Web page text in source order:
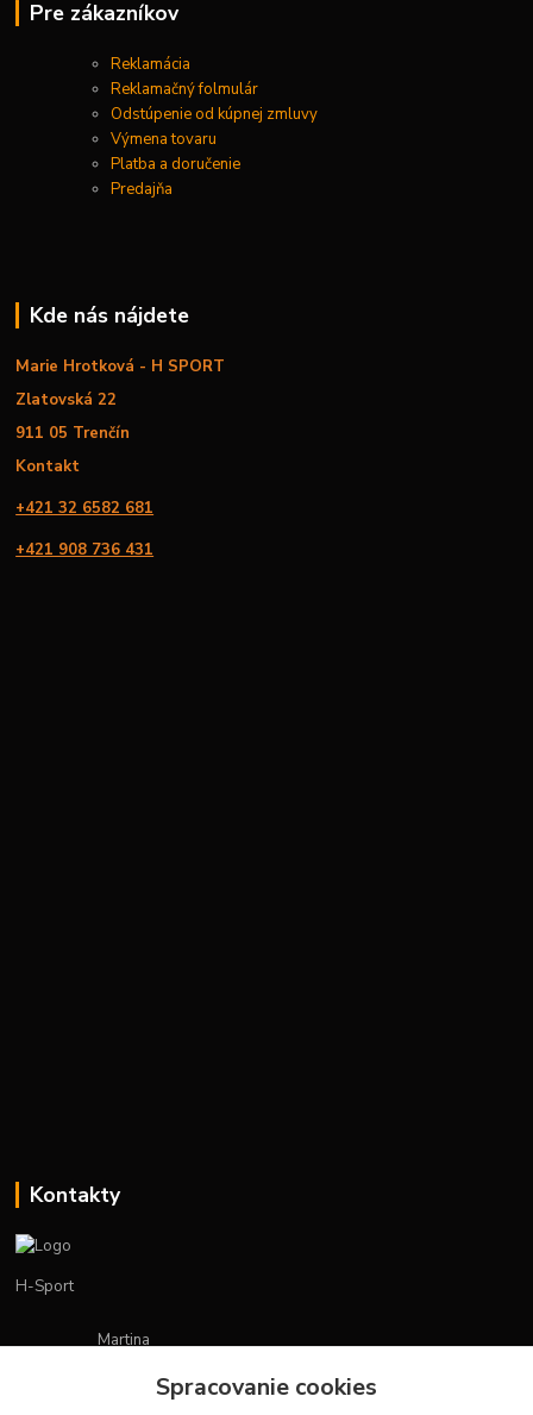
Pre zákazníkov
Reklamácia
Reklamačný folmulár
Odstúpenie od kúpnej zmluvy
Výmena tovaru
Platba a doručenie
Predajňa
Kde nás nájdete
Marie Hrotková - H SPORT
Zlatovská 22
911 05 Trenčín
Kontakt
+421 32 6582 681
+421 908 736 431
Kontakty
H-Sport
Martina
(Po-Pia, 7-15 hod.)
Spracovanie cookies